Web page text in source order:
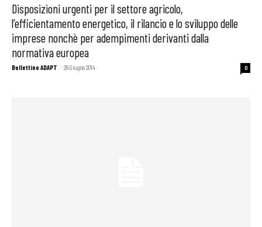
Disposizioni urgenti per il settore agricolo,
l’efficientamento energetico, il rilancio e lo sviluppo delle
imprese nonchè per adempimenti derivanti dalla
normativa europea
Bollettino ADAPT - 26 Giugno 2014 0